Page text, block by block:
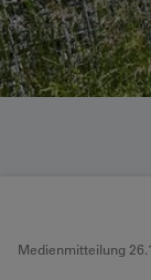
Medienmitteilung